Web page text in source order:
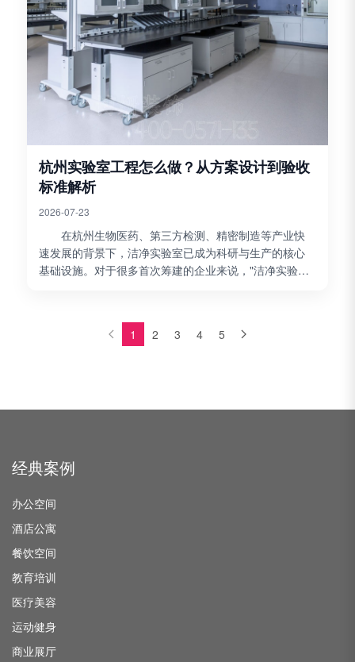
杭州实验室工程怎么做？从方案设计到验收
标准解析
2026-07-23
在杭州生物医药、第三方检测、精密制造等产业快
速发展的背景下，洁净实验室已成为科研与生产的核心
基础设施。对于很多首次筹建的企业来说，"洁净实验室
1
2 3 4 5
经典案例
办公空间
酒店公寓
餐饮空间
教育培训
医疗美容
运动健身
商业展厅